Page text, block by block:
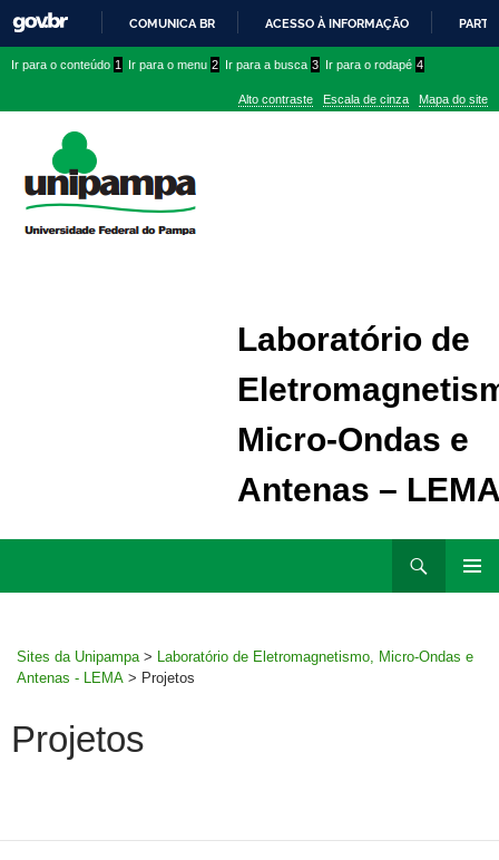
PARA
CONTEÚDO
COMUNICA BR ACESSO À INFORMAÇÃO
conteúdo
menu
superior
menu
Ir para o conteúdo 1 Ir para o menu 2 Ir para a busca 3 Ir para o rodapé 4
Alto contraste Escala de cinza Mapa do site
Laboratório de
Micro-Ondas e
Antenas –
Sites da Unipampa > Laboratório de Eletromagnetismo, Micro-Ondas e
Antenas - LEMA > Projetos
Projetos